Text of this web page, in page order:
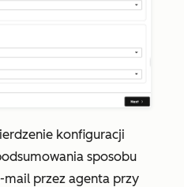
konfiguracji
sposobu
mail przez agenta przy